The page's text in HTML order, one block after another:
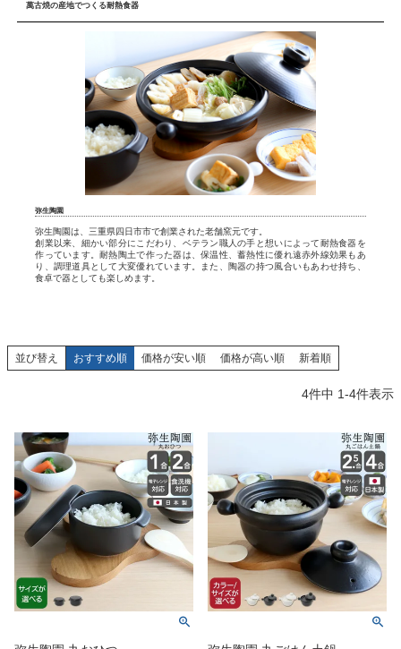
萬古焼の産地でつくる耐熱食器
弥生陶園
弥生陶園は、三重県四日市市で創業された老舗窯元です。
創業以来、細かい部分にこだわり、ベテラン職人の手と想いによって耐熱食器を
作っています。耐熱陶土で作った器は、保温性、蓄熱性に優れ遠赤外線効果もあ
り、調理道具として大変優れています。また、陶器の持つ風合いもあわせ持ち、
食卓で器としても楽しめます。
並び替え おすすめ順 価格が安い順 価格が高い順 新着順
4件中 1-4件表示